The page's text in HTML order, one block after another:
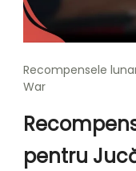
Recompensele
War
pentru